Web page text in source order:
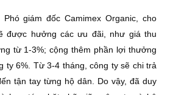
giám đốc Camimex Organic, cho
được hưởng các ưu đãi, như giá thu
từ 1-3%; cộng thêm phần lợi thưởng
ty 6%. Từ 3-4 tháng, công ty sẽ chi trả
tận tay từng hộ dân. Do vậy, đã duy